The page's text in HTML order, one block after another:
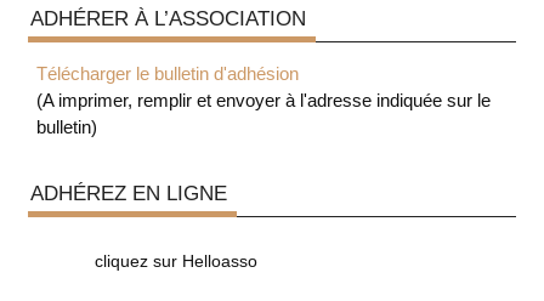
ADHÉRER À L’ASSOCIATION
Télécharger le bulletin d'adhésion
(A imprimer, remplir et envoyer à l'adresse indiquée sur le
bulletin)
ADHÉREZ EN LIGNE
cliquez sur Helloasso